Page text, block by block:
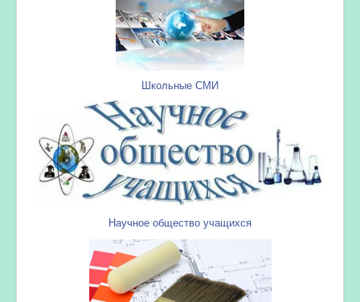
Школьные СМИ
Научное общество учащихся